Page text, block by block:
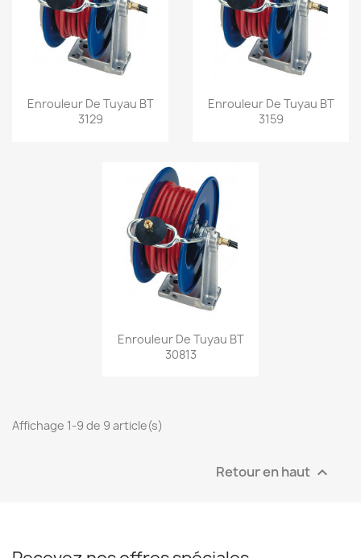
Aperçu rapide
Enrouleur De Tuyau BT
3129
Aperçu rapide
Enrouleur De Tuyau BT
3159
Aperçu rapide
Enrouleur De Tuyau BT
30813
Affichage 1-9 de 9 article(s)
Retour en haut 